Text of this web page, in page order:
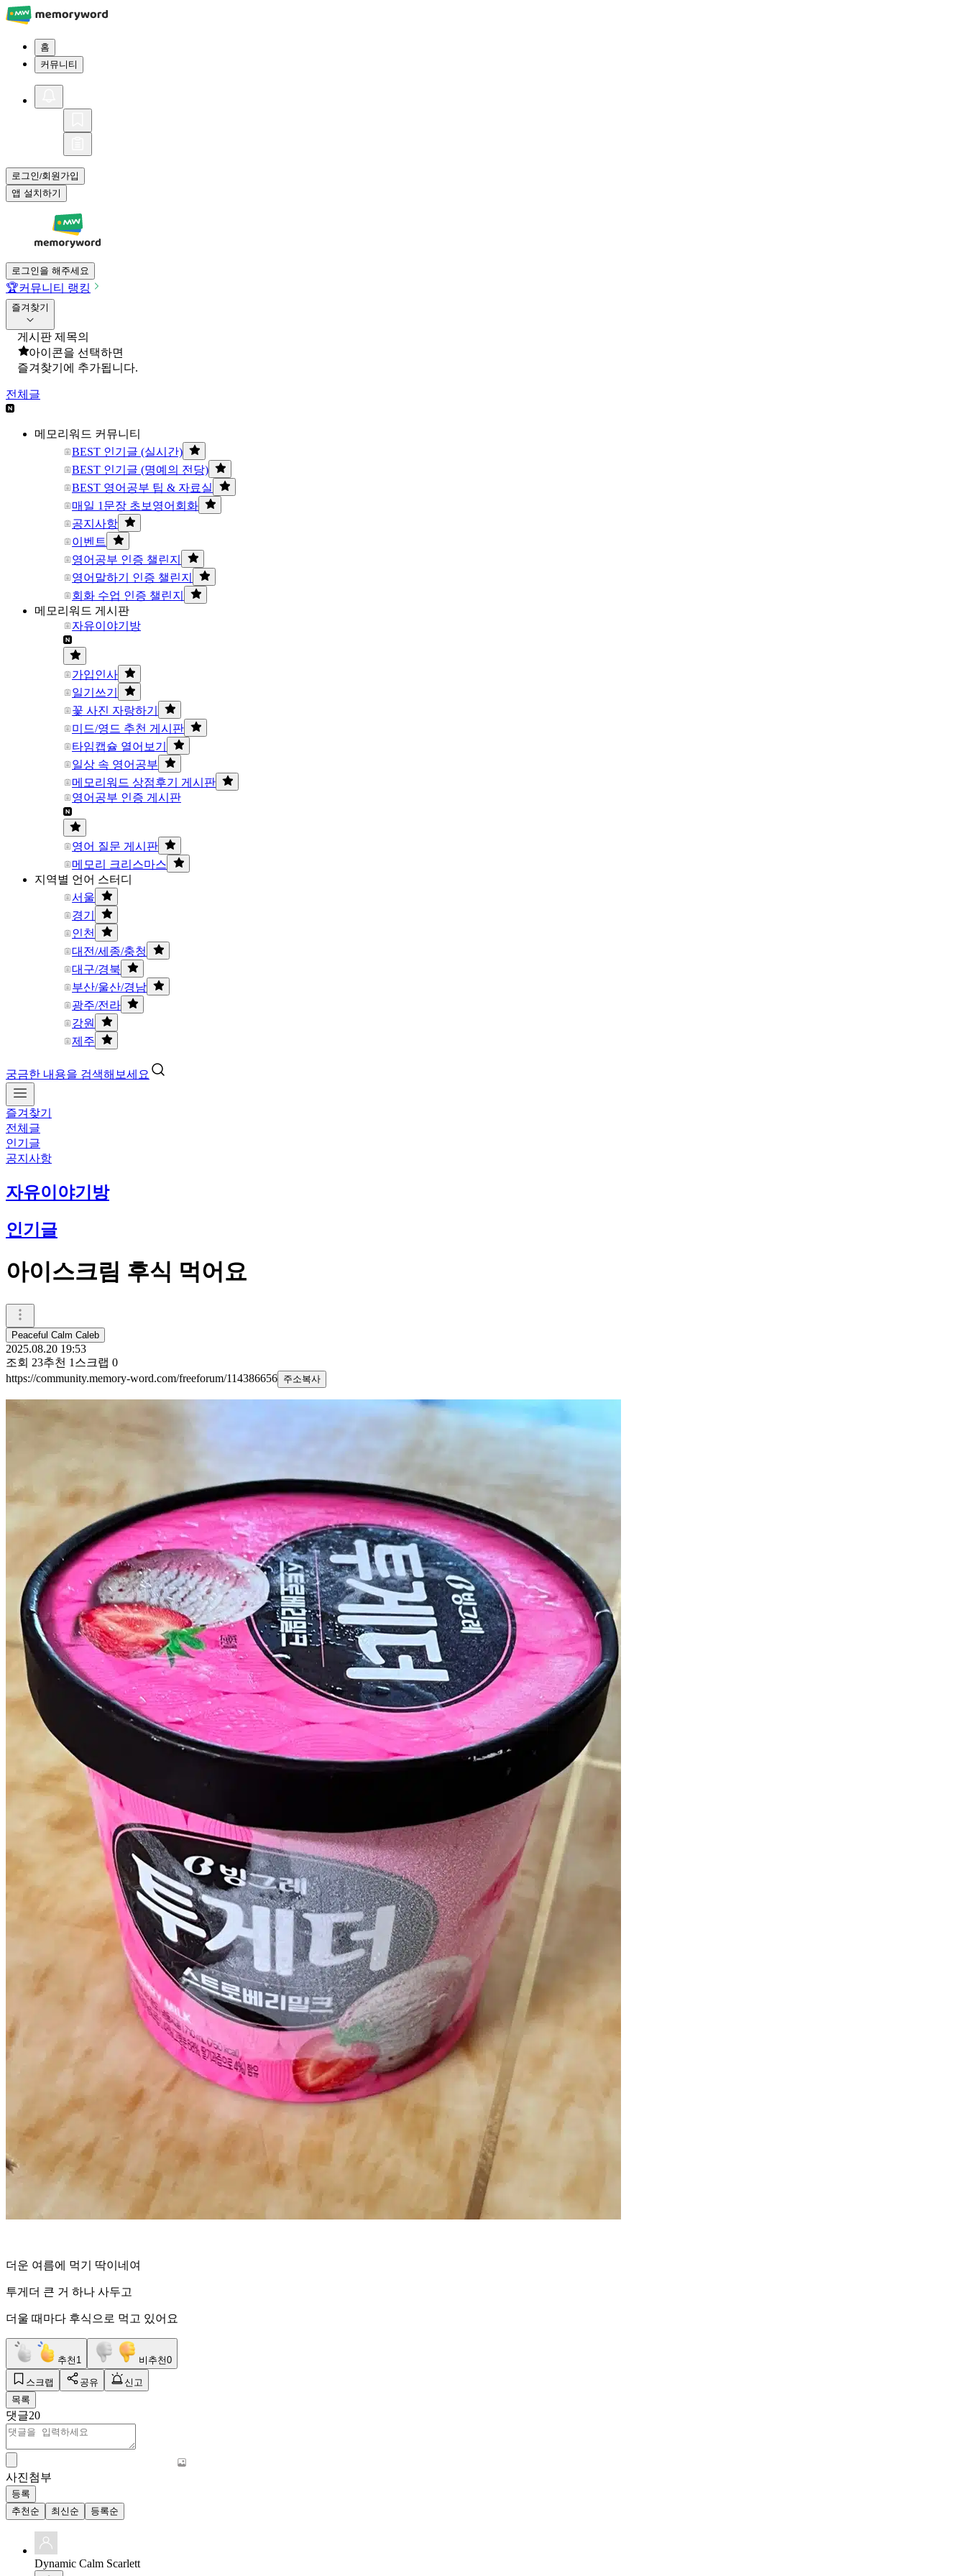
홈
커뮤니티
로그인/회원가입
앱 설치하기
로그인을 해주세요
🏆커뮤니티 랭킹
즐겨찾기
게시판 제목의
아이콘을 선택하면
즐겨찾기에 추가됩니다.
전체글
메모리워드 커뮤니티
BEST 인기글 (실시간)
BEST 인기글 (명예의 전당)
BEST 영어공부 팁 & 자료실
매일 1문장 초보영어회화
공지사항
이벤트
영어공부 인증 챌린지
영어말하기 인증 챌린지
회화 수업 인증 챌린지
메모리워드 게시판
자유이야기방
가입인사
일기쓰기
꽃 사진 자랑하기
미드/영드 추천 게시판
타임캡슐 열어보기
일상 속 영어공부
메모리워드 상점후기 게시판
영어공부 인증 게시판
영어 질문 게시판
메모리 크리스마스
지역별 언어 스터디
서울
경기
인천
대전/세종/충청
대구/경북
부산/울산/경남
광주/전라
강원
제주
궁금한 내용을 검색해보세요
즐겨찾기
전체글
인기글
공지사항
자유이야기방
인기글
아이스크림 후식 먹어요
Peaceful Calm Caleb
2025.08.20 19:53
조회 23추천 1 스크랩 0
https://community.memory-word.com/freeforum/114386656 주소복사
더운 여름에 먹기 딱이네여
투게더 큰 거 하나 사두고
더울 때마다 후식으로 먹고 있어요
추천 1 비추천0
스크랩 공유
신고
목록
댓글20
사진첨부
등록
추천순
최신순 등록순
Dynamic Calm Scarlett